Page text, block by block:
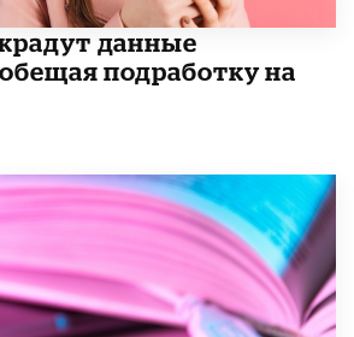
данные
подработку на